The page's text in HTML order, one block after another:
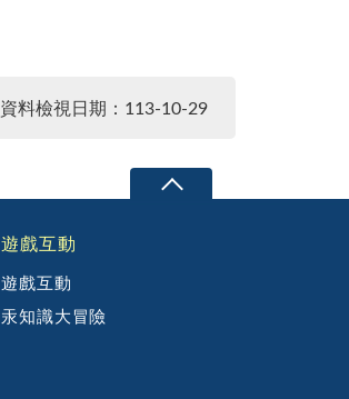
資料檢視日期：113-10-29
遊戲互動
遊戲互動
汞知識大冒險